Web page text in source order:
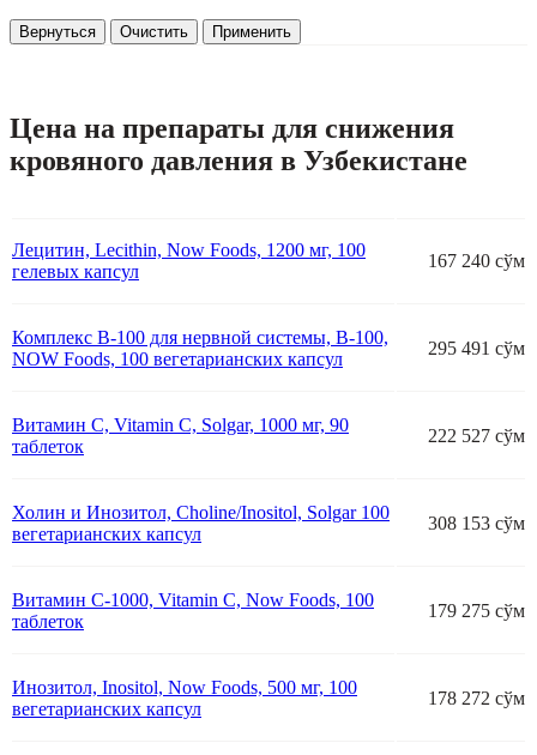
Вернуться Очистить Применить
Цена на препараты для снижения
кровяного давления в Узбекистане
Лецитин, Lecithin, Now Foods, 1200 мг, 100
гелевых капсул
167 240 сўм
Комплекс В-100 для нервной системы, B-100,
NOW Foods, 100 вегетарианских капсул
295 491 сўм
Витамин С, Vitamin C, Solgar, 1000 мг, 90
таблеток
222 527 сўм
Холин и Инозитол, Choline/Inositol, Solgar 100
вегетарианских капсул
308 153 сўм
Витамин С-1000, Vitamin C, Now Foods, 100
таблеток
179 275 сўм
Инозитол, Inositol, Now Foods, 500 мг, 100
вегетарианских капсул
178 272 сўм